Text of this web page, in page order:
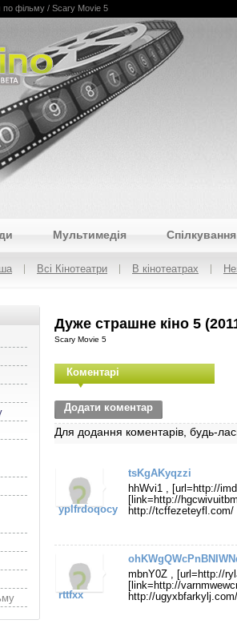
фільму / Scary Movie 5
Мультимедія Спілкування
Всі Кінотеатри В кінотеатрах
Дуже страшне кіно 5
Scary Movie 5
Коментарі
Додати коментар
Для додання коментарів, будь-
yplfrdoqocy
tsKgAKyqzzi
hhWvi1 , [url=http://
[link=http://
http://tcffezeteyfl.com/
rttfxx
mbnY0Z , [url=http://
[link=http://
http://ugyxbfarkylj.com/